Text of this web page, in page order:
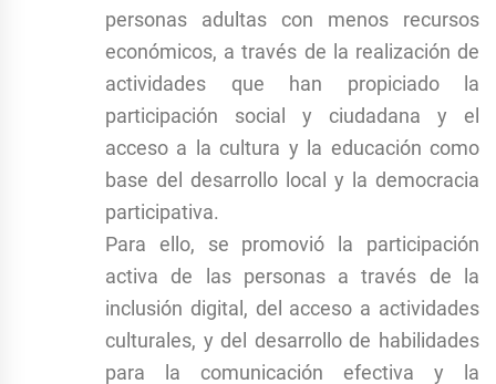
personas adultas con menos recursos
económicos, a través de la realización de
actividades que han propiciado la
participación social y ciudadana y el
acceso a la cultura y la educación como
base del desarrollo local y la democracia
participativa.
Para ello, se promovió la participación
activa de las personas a través de la
inclusión digital, del acceso a actividades
culturales, y del desarrollo de habilidades
para la comunicación efectiva y la